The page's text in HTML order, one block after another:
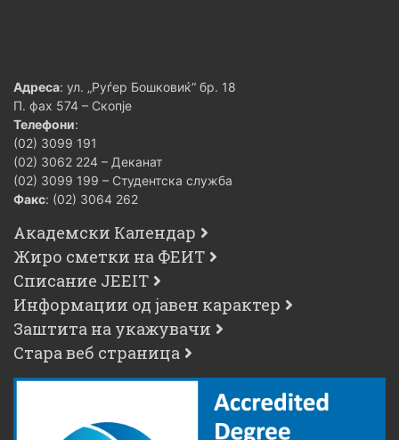
Адреса: ул. „Руѓер Бошковиќ“ бр. 18
П. фах 574 – Скопје
Телефони:
(02) 3099 191
(02) 3062 224 – Деканат
(02) 3099 199 – Студентска служба
Факс: (02) 3064 262
Академски Календар
Жиро сметки на ФЕИТ
Списание JEEIT
Информации од јавен карактер
Заштита на укажувачи
Стара веб страница